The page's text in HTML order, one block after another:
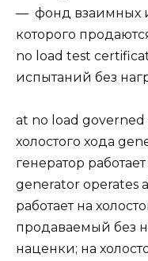
— фонд взаимных
которого
no load test
испытаний без
at no load
холостого хода
генератор
generator operates
работает на
продаваемый без
наценки; на